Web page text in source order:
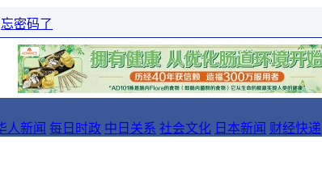
忘密码了
人新闻 每日时政 中日关系 社会文化 日本新闻 财经快递